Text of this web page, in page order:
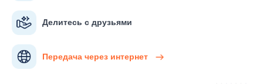
Делитесь с друзьями
Передача через интернет